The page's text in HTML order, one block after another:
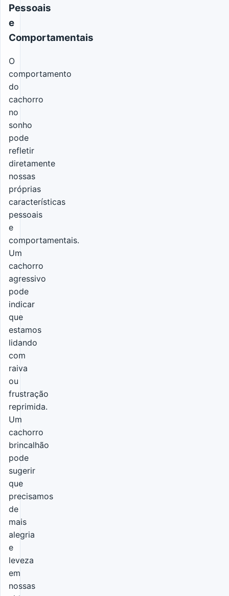
Pessoais
e
Comportamentais
O
comportamento
do
cachorro
no
sonho
pode
refletir
diretamente
nossas
próprias
características
pessoais
e
comportamentais.
Um
cachorro
agressivo
pode
indicar
que
estamos
lidando
com
raiva
ou
frustração
reprimida.
Um
cachorro
brincalhão
pode
sugerir
que
precisamos
de
mais
alegria
e
leveza
em
nossas